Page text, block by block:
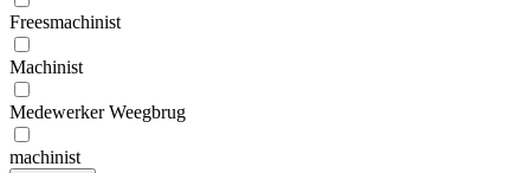
Freesmachinist
Machinist
Medewerker Weegbrug
machinist